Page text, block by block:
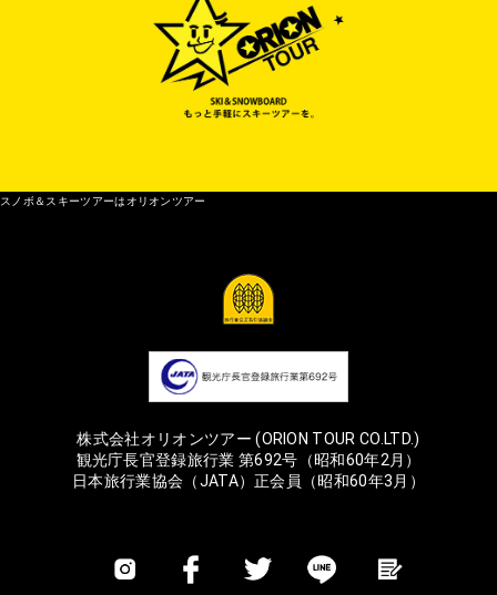
スノボ＆スキーツアーはオリオンツアー
株式会社オリオンツアー (ORION TOUR CO.LTD.)
観光庁長官登録旅行業 第692号（昭和60年2月）
日本旅行業協会（JATA）正会員（昭和60年3月）